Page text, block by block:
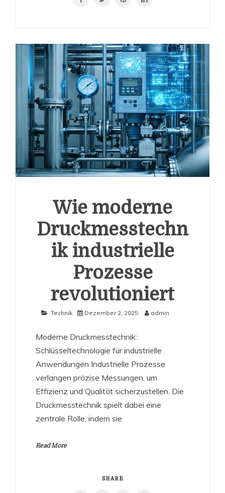
Wie moderne
Druckmesstechn
ik industrielle
Prozesse
revolutioniert
Technik Dezember 2, 2025 admin
Moderne Druckmesstechnik:
Schlüsseltechnologie für industrielle
Anwendungen Industrielle Prozesse
verlangen präzise Messungen, um
Effizienz und Qualität sicherzustellen. Die
Druckmesstechnik spielt dabei eine
zentrale Rolle, indem sie
Read More
SHARE